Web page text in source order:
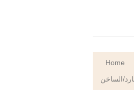
Home